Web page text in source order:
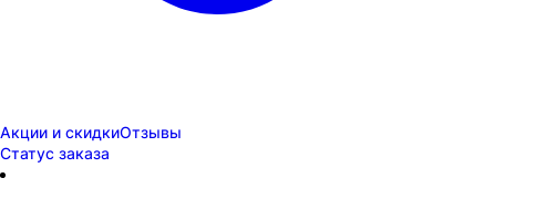
Акции и скидкиОтзывы
Статус заказа